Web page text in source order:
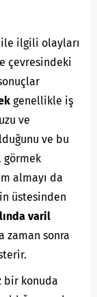
ile ilgili olayları
çevresindeki
genellikle iş
ve
ve bu
görmek
almayı da
üstesinden
varil
zaman sonra
bir konuda